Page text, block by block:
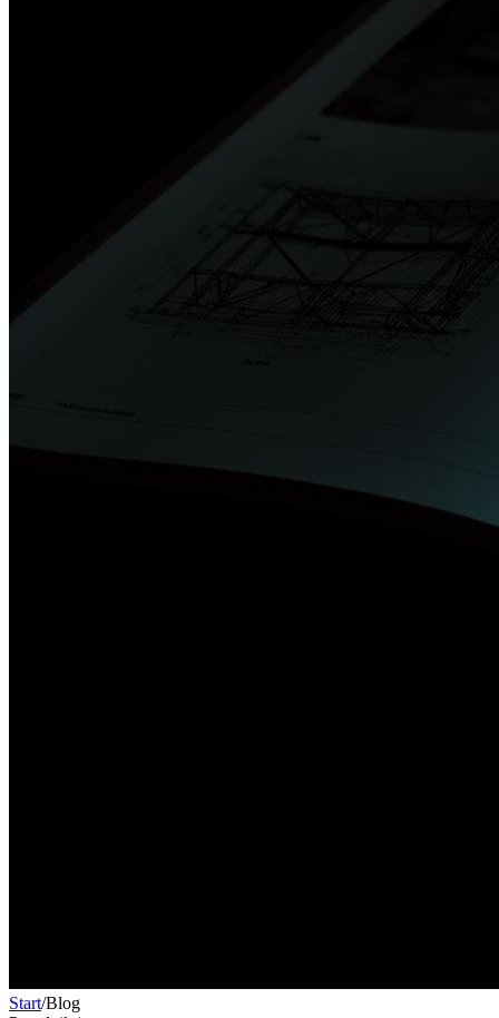
Start/Blog